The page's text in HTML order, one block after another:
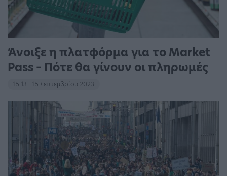
Άνοιξε η πλατφόρμα για το Market
Pass – Πότε θα γίνουν οι πληρωμές
15:13 - 15 Σεπτεμβρίου 2023